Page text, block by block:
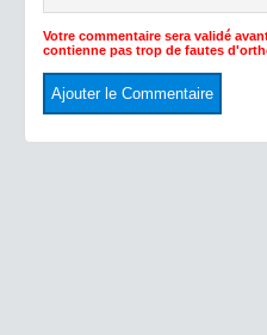
Votre commentaire sera validé
contienne pas trop de fautes